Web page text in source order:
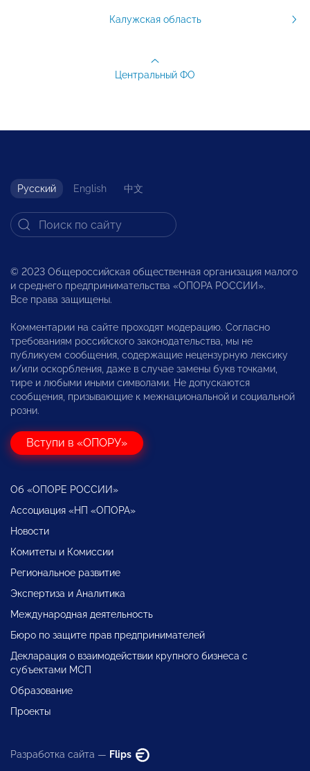
Калужская область
Центральный ФО
Русский English 中文
© 2023 Общероссийская общественная организация малого
и среднего предпринимательства «ОПОРА РОССИИ».
Все права защищены.
Комментарии на сайте проходят модерацию. Согласно
требованиям российского законодательства, мы не
публикуем сообщения, содержащие нецензурную лексику
и/или оскорбления, даже в случае замены букв точками,
тире и любыми иными символами. Не допускаются
сообщения, призывающие к межнациональной и социальной
розни.
Вступи в «ОПОРУ»
Об «ОПОРЕ РОССИИ»
Ассоциация «НП «ОПОРА»
Новости
Комитеты и Комиссии
Региональное развитие
Экспертиза и Аналитика
Международная деятельность
Бюро по защите прав предпринимателей
Декларация о взаимодействии крупного бизнеса с
субъектами МСП
Образование
Проекты
Разработка сайта — Flips